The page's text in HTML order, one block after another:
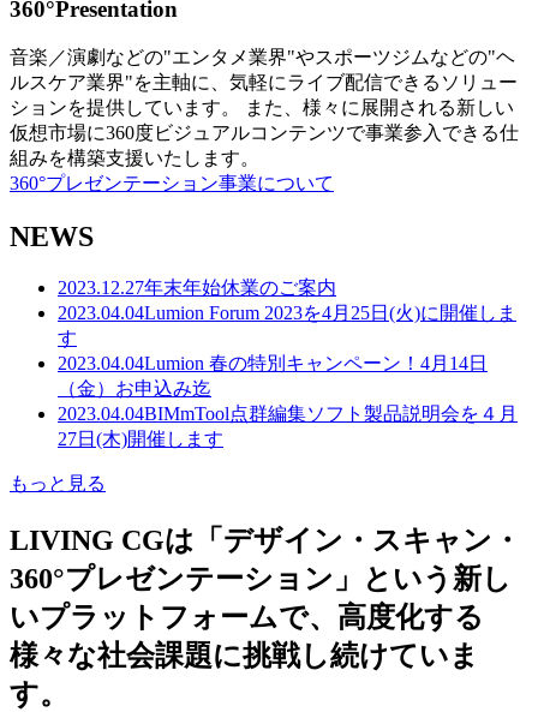
360°Presentation
音楽／演劇などの"エンタメ業界"やスポーツジムなどの"ヘ
ルスケア業界"を主軸に、気軽にライブ配信できるソリュー
ションを提供しています。 また、様々に展開される新しい
仮想市場に360度ビジュアルコンテンツで事業参入できる仕
組みを構築支援いたします。
360°プレゼンテーション事業について
NEWS
2023.12.27年末年始休業のご案内
2023.04.04Lumion Forum 2023を4月25日(火)に開催しま
す
2023.04.04Lumion 春の特別キャンペーン！4月14日
（金）お申込み迄
2023.04.04BIMmTool点群編集ソフト製品説明会を４月
27日(木)開催します
もっと見る
LIVING CGは「デザイン・スキャン・
360°プレゼンテーション」という新し
いプラットフォームで、高度化する
様々な社会課題に挑戦し続けていま
す。